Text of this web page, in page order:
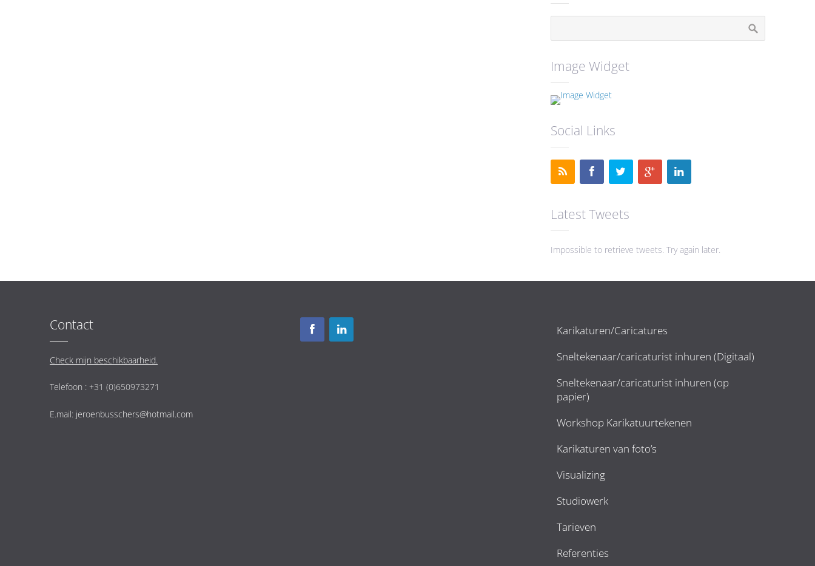
Image Widget
Social Links
Latest Tweets
Impossible to retrieve tweets. Try again later.
Contact
Check mijn beschikbaarheid.
Telefoon : +31 (0)650973271
E.mail: jeroenbusschers@hotmail.com
Karikaturen/Caricatures
Sneltekenaar/caricaturist inhuren (Digitaal)
Sneltekenaar/caricaturist inhuren (op
papier)
Workshop Karikatuurtekenen
Karikaturen van foto’s
Visualizing
Studiowerk
Tarieven
Referenties